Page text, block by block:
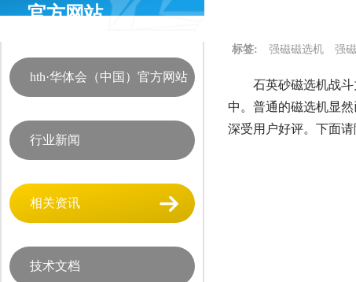
官方网站
hth·华体会（中国）官方网站
行业新闻
相关资讯
技术文档
标签: 强磁磁选机 强
石英砂磁选机战斗
中。普通的磁选机显
深受用户好评。下面